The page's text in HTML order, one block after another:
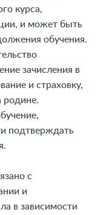
курса,
и может быть
обучения.
зачисления в
и страховку,
родине.
подтверждать
с
и
в зависимости